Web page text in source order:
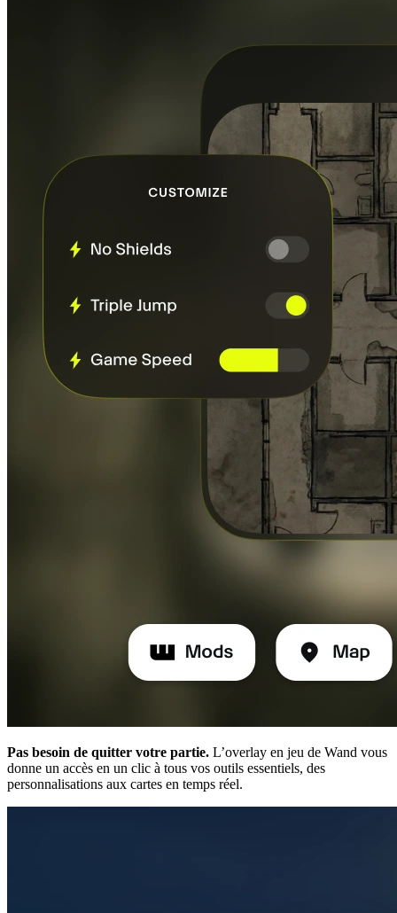
Pas besoin de quitter votre partie. L’overlay en jeu de Wand vous
donne un accès en un clic à tous vos outils essentiels, des
personnalisations aux cartes en temps réel.